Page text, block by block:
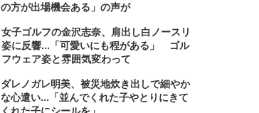
の方が出場機会ある」の声が
女子ゴルフの金沢志奈、肩出し白ノースリ
姿に反響...「可愛いにも程がある」 ゴル
フウェア姿と雰囲気変わって
ダレノガレ明美、被災地炊き出しで細やか
な心遣い...「並んでくれた子やとりにきて
くれた子にシールを」